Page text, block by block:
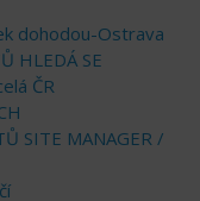
dohodou-Ostrava
HLEDÁ SE
ČR
SITE MANAGER /